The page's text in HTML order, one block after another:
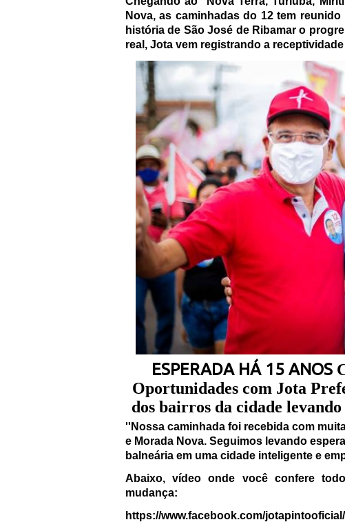
Nova, as caminhadas do 12 tem
história de São José de Ribamar o
real, Jota vem registrando a
ESPERADA HÁ 15 ANOS
Oportunidades com Jota
dos bairros da cidade
''Nossa caminhada foi recebida com
e Morada Nova. Seguimos levando
balneária em uma cidade inteligente e
Abaixo, vídeo onde você confere
mudança:
https://www.facebook.com/